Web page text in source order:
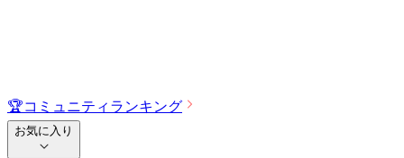
🏆コミュニティランキング
お気に入り